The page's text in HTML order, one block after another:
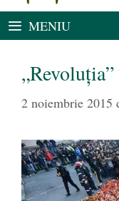
MENIU
2 noiembrie 2015